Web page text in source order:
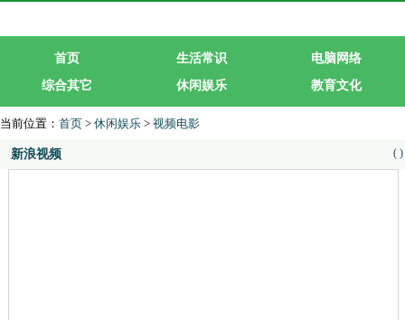
首页 生活常识
电脑网络
综合其它
休闲娱乐
教育文化
当前位置： 首页 > 休闲娱乐 > 视频电影
新浪视频 ( )